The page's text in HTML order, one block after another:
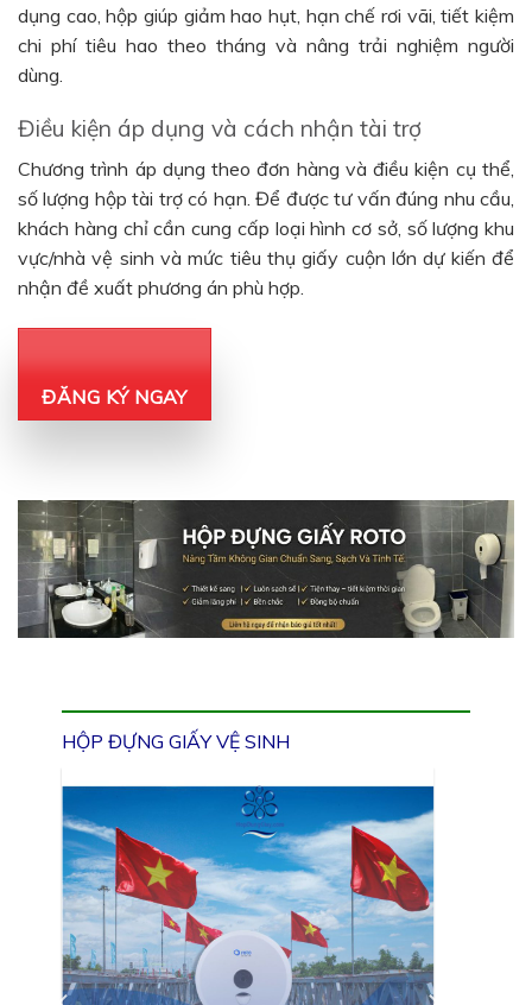
dụng cao, hộp giúp giảm hao hụt, hạn chế rơi vãi, tiết kiệm
chi phí tiêu hao theo tháng và nâng trải nghiệm người
dùng.
Điều kiện áp dụng và cách nhận tài trợ
Chương trình áp dụng theo đơn hàng và điều kiện cụ thể,
số lượng hộp tài trợ có hạn. Để được tư vấn đúng nhu cầu,
khách hàng chỉ cần cung cấp loại hình cơ sở, số lượng khu
vực/nhà vệ sinh và mức tiêu thụ giấy cuộn lớn dự kiến để
nhận đề xuất phương án phù hợp.
ĐĂNG KÝ NGAY
HỘP ĐỰNG GIẤY VỆ SINH